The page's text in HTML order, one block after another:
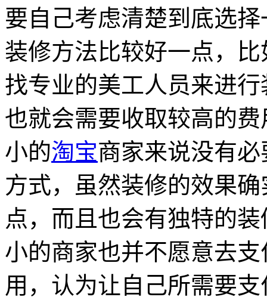
要自己考虑清楚到底选
装修方法比较好一点，
找专业的美工人员来进
也就会需要收取较高的
小的淘宝商家来说没有
方式，虽然装修的效果
点，而且也会有独特的
小的商家也并不愿意去
用，认为让自己所需要